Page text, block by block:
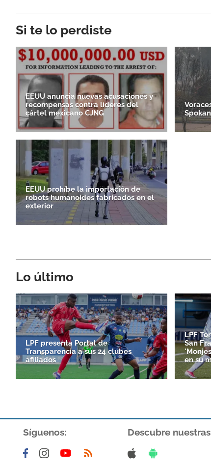
Si te lo perdiste
EEUU anuncia nuevas acusaciones y
recompensas contra líderes del
cártel mexicano CJNG
EEUU prohíbe la importación de
robots humanoides fabricados en el
exterior
Lo último
LPF presenta Portal de
Transparencia a sus 24 clubes
afiliados
LPF
San
en su
Síguenos: Descubre